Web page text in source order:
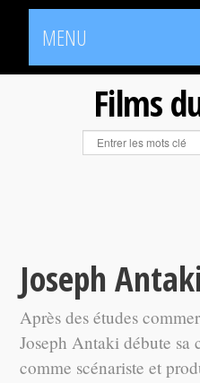
MENU
Films
Joseph Antaki
Après des études
Joseph Antaki débute sa
comme scénariste et